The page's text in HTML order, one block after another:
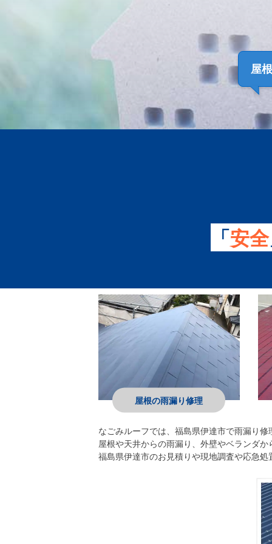
屋
「安全
屋根の雨漏り修理
なごみルーフでは、福島県伊達市で雨漏り
屋根や天井からの雨漏り、外壁やベランダ
福島県伊達市のお見積りや現地調査や応急